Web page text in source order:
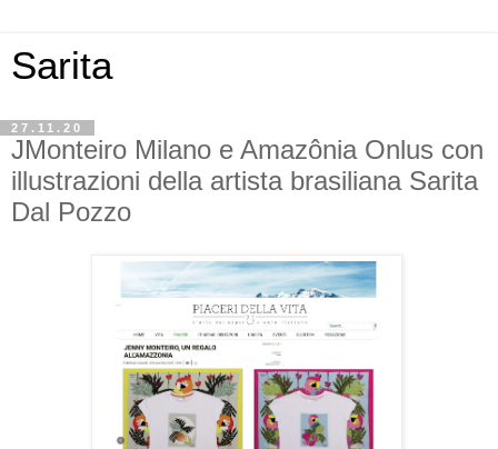
Sarita
27.11.20
JMonteiro Milano e Amazônia Onlus con
illustrazioni della artista brasiliana Sarita
Dal Pozzo